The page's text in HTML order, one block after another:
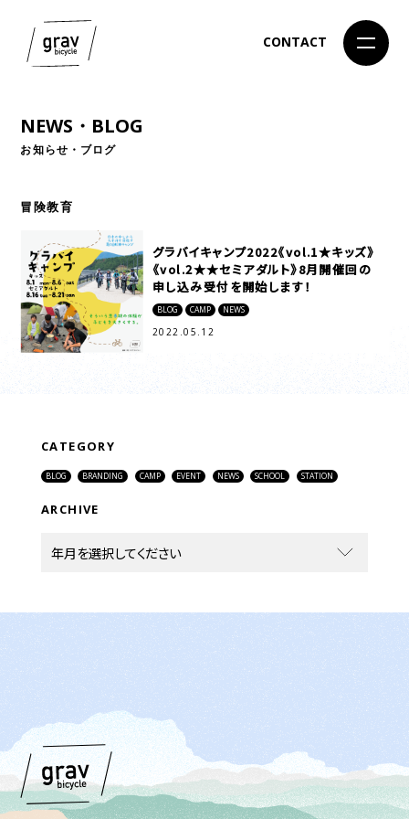
CONTACT
NEWS・BLOG
お知らせ・ブログ
冒険教育
グラバイキャンプ2022《vol.1★キッズ》
《vol.2★★セミアダルト》8月開催回の
申し込み受付を開始します！
BLOG CAMP NEWS
2022.05.12
CATEGORY
BLOG BRANDING CAMP EVENT NEWS SCHOOL STATION
ARCHIVE